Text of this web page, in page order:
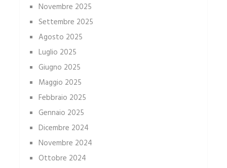
Novembre 2025
Settembre 2025
Agosto 2025
Luglio 2025
Giugno 2025
Maggio 2025
Febbraio 2025
Gennaio 2025
Dicembre 2024
Novembre 2024
Ottobre 2024